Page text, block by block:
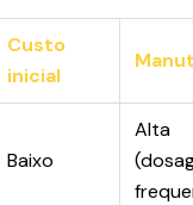
Custo
inicial
Baixo
Alta